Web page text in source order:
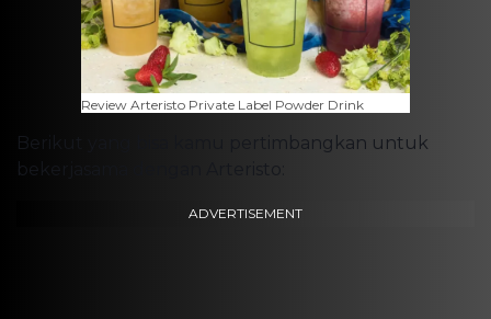
Review Arteristo Private Label Powder Drink
Berikut yang bisa kamu pertimbangkan untuk
bekerjasama dengan Arteristo:
ADVERTISEMENT